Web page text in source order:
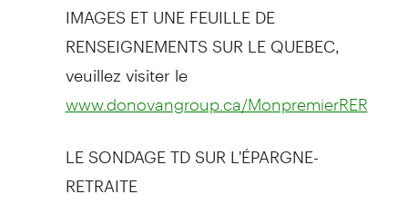
IMAGES ET UNE FEUILLE DE
RENSEIGNEMENTS SUR LE QUEBEC,
veuillez visiter le
www.donovangroup.ca/MonpremierRER
LE SONDAGE TD SUR L'ÉPARGNE-
RETRAITE